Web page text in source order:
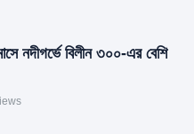
নদীগর্ভে বিলীন ৩০০-এর বেশি